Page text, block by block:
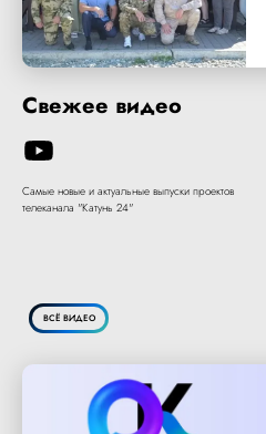
Свежее видео
Самые новые и актуальные выпуски проектов
телеканала "Катунь 24"
ВСЁ ВИДЕО